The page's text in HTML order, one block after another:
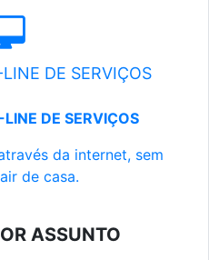
DE SERVIÇOS
DE SERVIÇOS
da internet, sem
de casa.
ASSUNTO